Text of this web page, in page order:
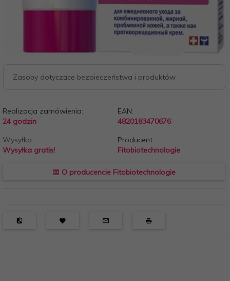
Zasoby dotyczące bezpieczeństwa i produktów
Realizacja zamówienia:
24 godzin
EAN:
4820183470676
Wysyłka:
Wysyłka gratis!
Producent:
Fitobiotechnologie
O producencie Fitobiotechnologie